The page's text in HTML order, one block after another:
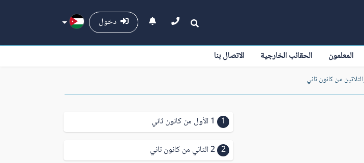
دخول
المعلمون الحقائب الخارجية الاتصال بنا
1 1 الأول من كانون ثاني
2 2 الثاني من كانون ثاني